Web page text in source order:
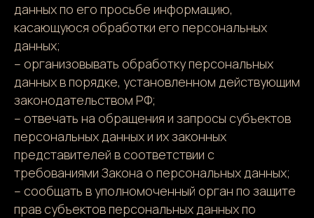
данных по его просьбе информацию,
касающуюся обработки его персональных
данных;
– организовывать обработку персональных
данных в порядке, установленном действующим
законодательством РФ;
– отвечать на обращения и запросы субъектов
персональных данных и их законных
представителей в соответствии с
требованиями Закона о персональных данных;
– сообщать в уполномоченный орган по защите
прав субъектов персональных данных по